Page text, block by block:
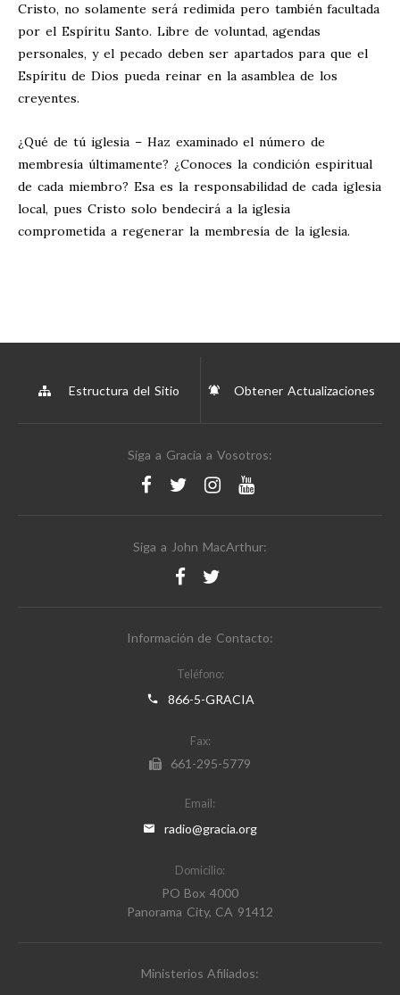
Cristo, no solamente será redimida pero también facultada
por el Espíritu Santo. Libre de voluntad, agendas
personales, y el pecado deben ser apartados para que el
Espíritu de Dios pueda reinar en la asamblea de los
creyentes.
¿Qué de tú iglesia – Haz examinado el número de
membresía últimamente? ¿Conoces la condición espiritual
de cada miembro? Esa es la responsabilidad de cada iglesia
local, pues Cristo solo bendecirá a la iglesia
comprometida a regenerar la membresía de la iglesia.
Estructura del Sitio Obtener Actualizaciones
Siga a Gracia a Vosotros:
Siga a John MacArthur:
Información de Contacto:
Teléfono:
866-5-GRACIA
Fax:
661-295-5779
Email:
radio@gracia.org
Domicilio:
PO Box 4000
Panorama City, CA 91412
Ministerios Afiliados: